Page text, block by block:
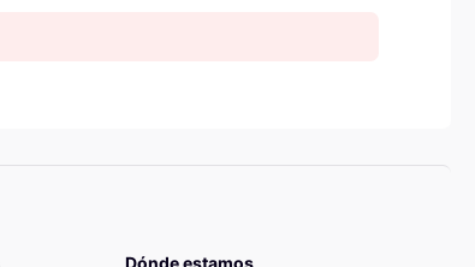
Dónde estamos